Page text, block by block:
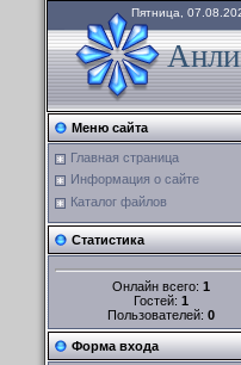
Пятница,
Меню сайта
Главная страница
Информация о сайте
Каталог файлов
Статистика
Онлайн всего: 1
Гостей: 1
Пользователей: 0
Форма входа